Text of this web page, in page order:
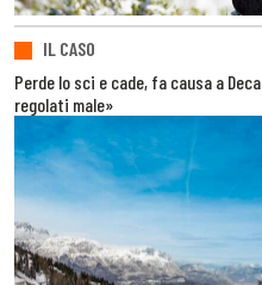
IL CASO
Perde lo sci e cade, fa causa a
regolati male»